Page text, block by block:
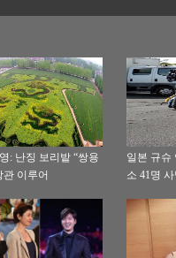
: 난징 보리밭 “쌍용
관 이루어
일본 규슈
소 41명